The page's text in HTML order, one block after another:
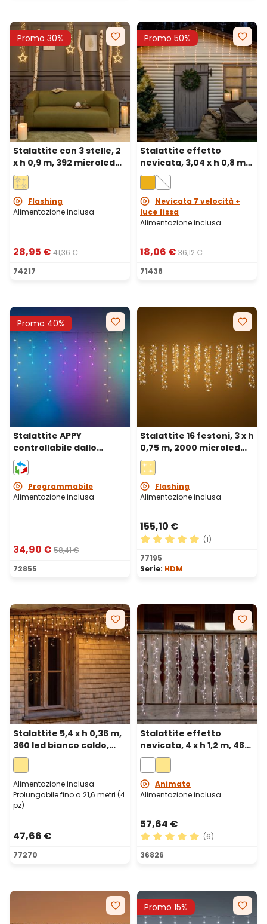
Promo 30%
Stalattite con 3 stelle, 2
x h 0,9 m, 392 microled
bianco caldo, cavo
metal argento
Flashing
Alimentazione inclusa
28,95 € 41,36 €
74217
Promo 50%
Stalattite effetto
nevicata, 3,04 x h 0,8 m,
220 gocce di luce, led
bianco extra caldo
Nevicata 7 velocità +
luce fissa
Alimentazione inclusa
18,06 € 36,12 €
71438
Promo 40%
Stalattite APPY
controllabile dallo
Smartphone, 4 x h 0,9 m,
125 Pixel led RGB
Programmabile
Alimentazione inclusa
34,90 € 58,41 €
72855
Stalattite 16 festoni, 3 x h
0,75 m, 2000 microled
alta densità bianco
caldo, cavo metal
argento
Flashing
Alimentazione inclusa
155,10 €
Valutazione media di 5 su
(1)
77195
Serie: HDM
Stalattite 5,4 x h 0,36 m,
360 led bianco caldo,
cavo nero, prolungabile
Alimentazione inclusa
Prolungabile fino a 21,6 metri (4
pz)
47,66 €
77270
Stalattite effetto
nevicata, 4 x h 1,2 m, 480
led bianco freddo, cavo
bianco
Animato
Alimentazione inclusa
57,64 €
Valutazione media di 5 su
(6)
36826
Promo 15%